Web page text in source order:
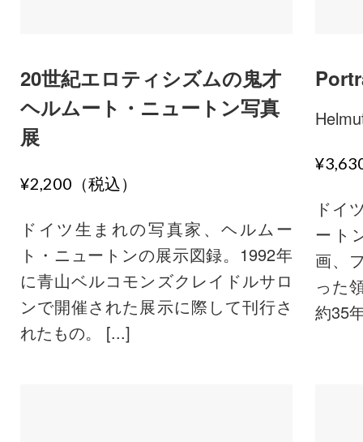
20世紀エロティシズムの鬼才
ヘルムート・ニュートン写真
展
¥2,200（税込）
ドイツ生まれの写真家、ヘルムー
ト・ニュートンの展示図録。1992年
に青山ベルコモンズクレイドルサロ
ンで開催された展示に際して刊行さ
れたもの。 [...]
ドイ
ート
画、
った
約35